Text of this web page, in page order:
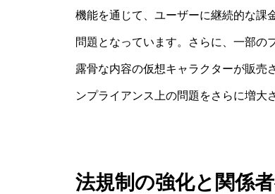
機能を通じて、ユーザーに継続的な課
問題となっています。さらに、一部の
露骨な内容の仮想キャラクターが販売
ンプライアンス上の問題をさらに増大
法規制の強化と関係